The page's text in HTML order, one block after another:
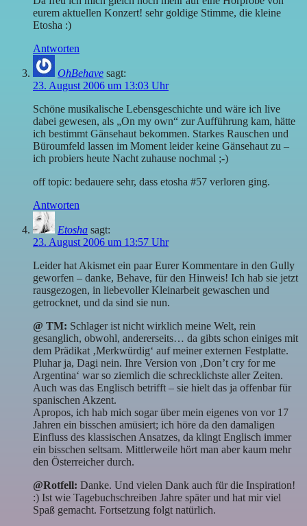
eurem aktuellen Konzert! sehr goldige Stimme, die kleine
Etosha :)
Antworten
OhBehave sagt:
23. August 2006 um 13:03 Uhr
Schöne musikalische Lebensgeschichte und wäre ich live
dabei gewesen, als „On my own“ zur Aufführung kam, hätte
ich bestimmt Gänsehaut bekommen. Starkes Rauschen und
Büroumfeld lassen im Moment leider keine Gänsehaut zu –
ich probiers heute Nacht zuhause nochmal ;-)
off topic: bedauere sehr, dass etosha #57 verloren ging.
Antworten
Etosha sagt:
23. August 2006 um 13:57 Uhr
Leider hat Akismet ein paar Eurer Kommentare in den Gully
geworfen – danke, Behave, für den Hinweis! Ich hab sie jetzt
rausgezogen, in liebevoller Kleinarbeit gewaschen und
getrocknet, und da sind sie nun.
@ TM: Schlager ist nicht wirklich meine Welt, rein
gesanglich, obwohl, andererseits… da gibts schon einiges mit
dem Prädikat ‚Merkwürdig‘ auf meiner externen Festplatte.
Pluhar ja, Dagi nein. Ihre Version von ‚Don’t cry for me
Argentina‘ war so ziemlich die schrecklichste aller Zeiten.
Auch was das Englisch betrifft – sie hielt das ja offenbar für
spanischen Akzent.
Apropos, ich hab mich sogar über mein eigenes von vor 17
Jahren ein bisschen amüsiert; ich höre da den damaligen
Einfluss des klassischen Ansatzes, da klingt Englisch immer
ein bisschen seltsam. Mittlerweile hört man aber kaum mehr
den Österreicher durch.
@Rotfell: Danke. Und vielen Dank auch für die Inspiration!
:) Ist wie Tagebuchschreiben Jahre später und hat mir viel
Spaß gemacht. Fortsetzung folgt natürlich.